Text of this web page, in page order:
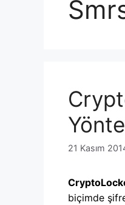
21 Kasım
biçimde